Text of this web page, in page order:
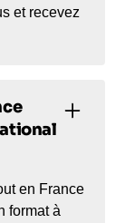
et recevez
en France
format à